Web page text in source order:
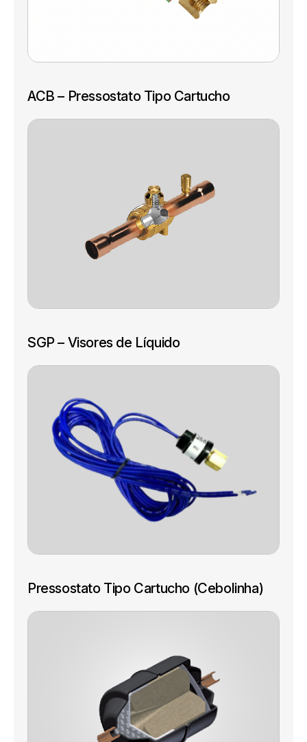
ACB – Pressostato Tipo Cartucho
SGP – Visores de Líquido
Pressostato Tipo Cartucho (Cebolinha)